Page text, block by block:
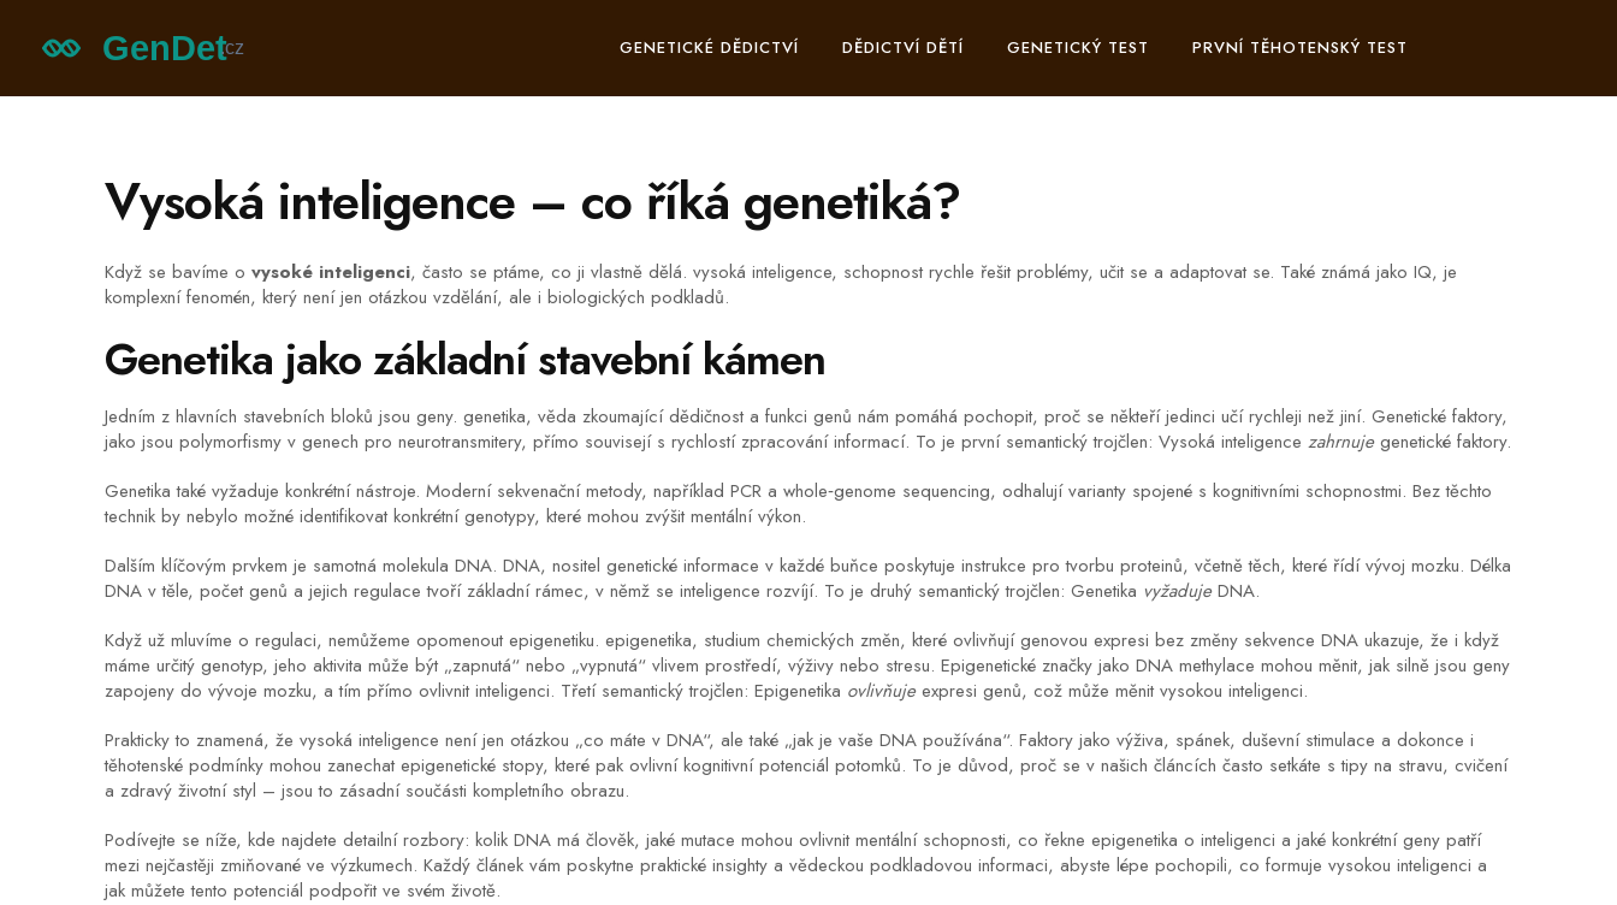
GENETICKÉ DĚDICTVÍ DĚDICTVÍ DĚTÍ GENETICKÝ TEST PRVNÍ TĚHOTENSKÝ TEST
Vysoká inteligence – co říká genetiká?
Když se bavíme o vysoké inteligenci, často se ptáme, co ji vlastně dělá. vysoká inteligence, schopnost rychle řešit problémy, učit se a adaptovat se. Také známá jako IQ, je
komplexní fenomén, který není jen otázkou vzdělání, ale i biologických podkladů.
Genetika jako základní stavební kámen
Jedním z hlavních stavebních bloků jsou geny. genetika, věda zkoumající dědičnost a funkci genů nám pomáhá pochopit, proč se někteří jedinci učí rychleji než jiní. Genetické faktory,
jako jsou polymorfismy v genech pro neurotransmitery, přímo souvisejí s rychlostí zpracování informací. To je první semantický trojčlen: Vysoká inteligence zahrnujegenetické faktory.
Genetika také vyžaduje konkrétní nástroje. Moderní sekvenační metody, například PCR a whole‑genome sequencing, odhalují varianty spojené s kognitivními schopnostmi. Bez těchto
technik by nebylo možné identifikovat konkrétní genotypy, které mohou zvýšit mentální výkon.
Dalším klíčovým prvkem je samotná molekula DNA. DNA, nositel genetické informace v každé buňce poskytuje instrukce pro tvorbu proteinů, včetně těch, které řídí vývoj mozku. Délka
DNA v těle, počet genů a jejich regulace tvoří základní rámec, v němž se inteligence rozvíjí. To je druhý semantický trojčlen: Genetika vyžadujeDNA.
Když už mluvíme o regulaci, nemůžeme opomenout epigenetiku. epigenetika, studium chemických změn, které ovlivňují genovou expresi bez změny sekvence DNA ukazuje, že i když
máme určitý genotyp, jeho aktivita může být „zapnutá“ nebo „vypnutá“ vlivem prostředí, výživy nebo stresu. Epigenetické značky jako DNA methylace mohou měnit, jak silně jsou geny
zapojeny do vývoje mozku, a tím přímo ovlivnit inteligenci. Třetí semantický trojčlen: Epigenetika ovlivňujeexpresi genů, což může měnit vysokou inteligenci.
Prakticky to znamená, že vysoká inteligence není jen otázkou „co máte v DNA“, ale také „jak je vaše DNA používána“. Faktory jako výživa, spánek, duševní stimulace a dokonce i
těhotenské podmínky mohou zanechat epigenetické stopy, které pak ovlivní kognitivní potenciál potomků. To je důvod, proč se v našich článcích často setkáte s tipy na stravu, cvičení
a zdravý životní styl – jsou to zásadní součásti kompletního obrazu.
Podívejte se níže, kde najdete detailní rozbory: kolik DNA má člověk, jaké mutace mohou ovlivnit mentální schopnosti, co řekne epigenetika o inteligenci a jaké konkrétní geny patří
mezi nejčastěji zmiňované ve výzkumech. Každý článek vám poskytne praktické insighty a vědeckou podkladovou informaci, abyste lépe pochopili, co formuje vysokou inteligenci a
jak můžete tento potenciál podpořit ve svém životě.